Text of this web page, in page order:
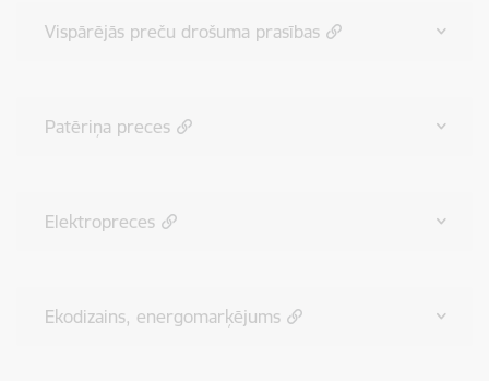
Vispārējās preču drošuma prasības
Patēriņa preces
Elektropreces
Ekodizains, energomarķējums